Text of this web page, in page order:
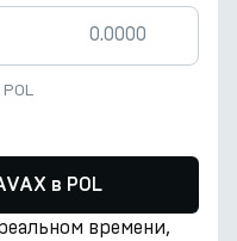
в POL
времени,